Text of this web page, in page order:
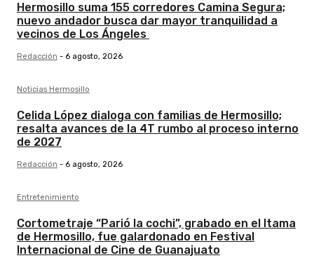
Hermosillo suma 155 corredores Camina Segura;
nuevo andador busca dar mayor tranquilidad a
vecinos de Los Ángeles
Redacción - 6 agosto, 2026
Noticias Hermosillo
Celida López dialoga con familias de Hermosillo;
resalta avances de la 4T rumbo al proceso interno
de 2027
Redacción - 6 agosto, 2026
Entretenimiento
Cortometraje “Parió la cochi”, grabado en el Itama
de Hermosillo, fue galardonado en Festival
Internacional de Cine de Guanajuato